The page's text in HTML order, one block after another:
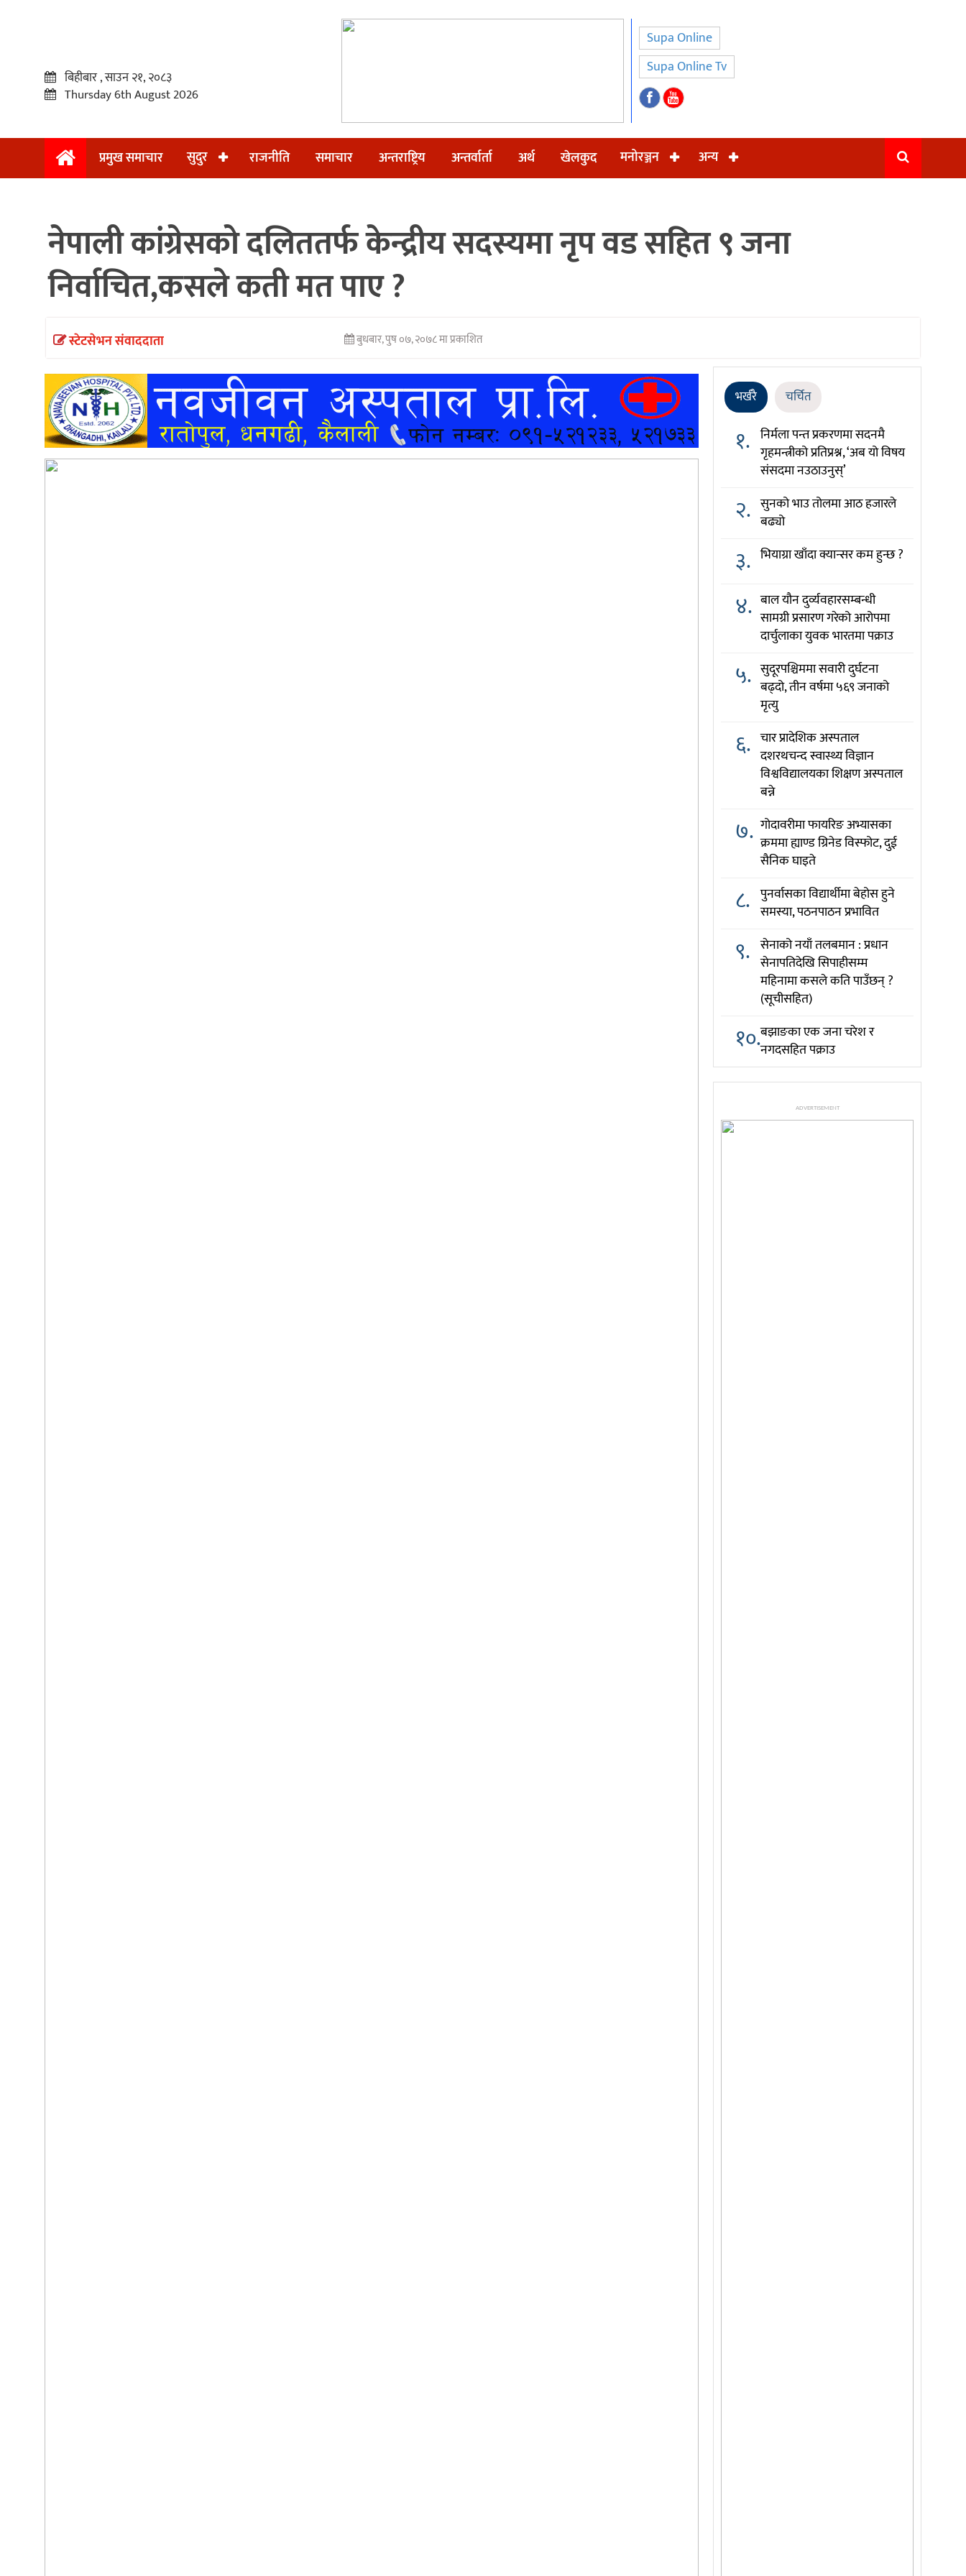
प्रमुख
अन्तर्वार्ता
खेलकुद
मनोरञ्जन
बिहीबार , साउन २१, २०८३
Thursday 6th August 2026
Supa Online
Supa Online Tv
प्रमुख समाचार सुदुर राजनीति समाचार अन्तराष्ट्रिय अन्तर्वार्ता अर्थ खेलकुद मनोरञ्जन अन्य
नेपाली कांग्रेसको दलिततर्फ केन्द्रीय सदस्यमा नृप वड सहित ९ जना
निर्वाचित,कसले कती मत पाए ?
स्टेटसेभन संवाददाता बुधबार, पुष ०७, २०७८ मा प्रकाशित
भर्खरै चर्चित
१. निर्मला पन्त प्रकरणमा सदनमै
गृहमन्त्रीको प्रतिप्रश्न, ‘अब यो विषय
संसदमा नउठाउनुस्’
२. सुनको भाउ तोलमा आठ हजारले
बढ्यो
३. भियाग्रा खाँदा क्यान्सर कम हुन्छ ?
४. बाल यौन दुर्व्यवहारसम्बन्धी
सामग्री प्रसारण गरेको आरोपमा
दार्चुलाका युवक भारतमा पक्राउ
५. सुदूरपश्चिममा सवारी दुर्घटना
बढ्दो, तीन वर्षमा ५६९ जनाको
मृत्यु
६. चार प्रादेशिक अस्पताल
दशरथचन्द स्वास्थ्य विज्ञान
विश्वविद्यालयका शिक्षण अस्पताल
बन्ने
७. गोदावरीमा फायरिङ अभ्यासका
क्रममा ह्याण्ड ग्रिनेड विस्फोट, दुई
सैनिक घाइते
८. पुनर्वासका विद्यार्थीमा बेहोस हुने
समस्या, पठनपाठन प्रभावित
९. सेनाको नयाँ तलबमान : प्रधान
सेनापतिदेखि सिपाहीसम्म
महिनामा कसले कति पाउँछन् ?
(सूचीसहित)
१०.बझाङका एक जना चरेश र
नगदसहित पक्राउ
ADVERTISEMENT